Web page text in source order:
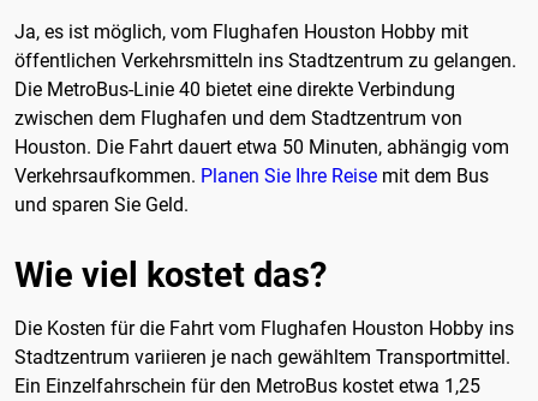
Ja, es ist möglich, vom Flughafen Houston Hobby mit
öffentlichen Verkehrsmitteln ins Stadtzentrum zu gelangen.
Die MetroBus-Linie 40 bietet eine direkte Verbindung
zwischen dem Flughafen und dem Stadtzentrum von
Houston. Die Fahrt dauert etwa 50 Minuten, abhängig vom
Verkehrsaufkommen. Planen Sie Ihre Reise mit dem Bus
und sparen Sie Geld.
Wie viel kostet das?
Die Kosten für die Fahrt vom Flughafen Houston Hobby ins
Stadtzentrum variieren je nach gewähltem Transportmittel.
Ein Einzelfahrschein für den MetroBus kostet etwa 1,25